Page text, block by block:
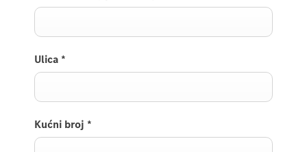
Ulica *
Kućni broj *